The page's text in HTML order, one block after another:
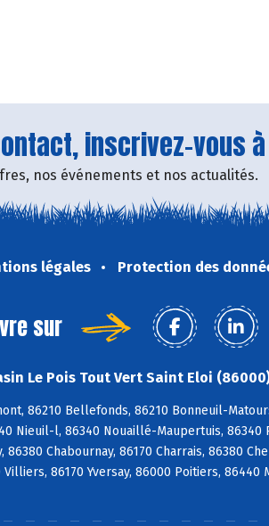
inscrivez-vous
nos événements et nos actualités.
légales Protection des
sur
Le Pois Tout Vert Saint Eloi
86210 Bellefonds, 86210 Bonneuil-
Nieuil-l, 86340 Nouaillé-Maupertuis, 86340
86380 Chabournay, 86170 Charrais, 86380
Villiers, 86170 Yversay, 86000 Poitiers,